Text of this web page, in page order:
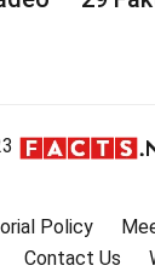
Policy
Contact Us